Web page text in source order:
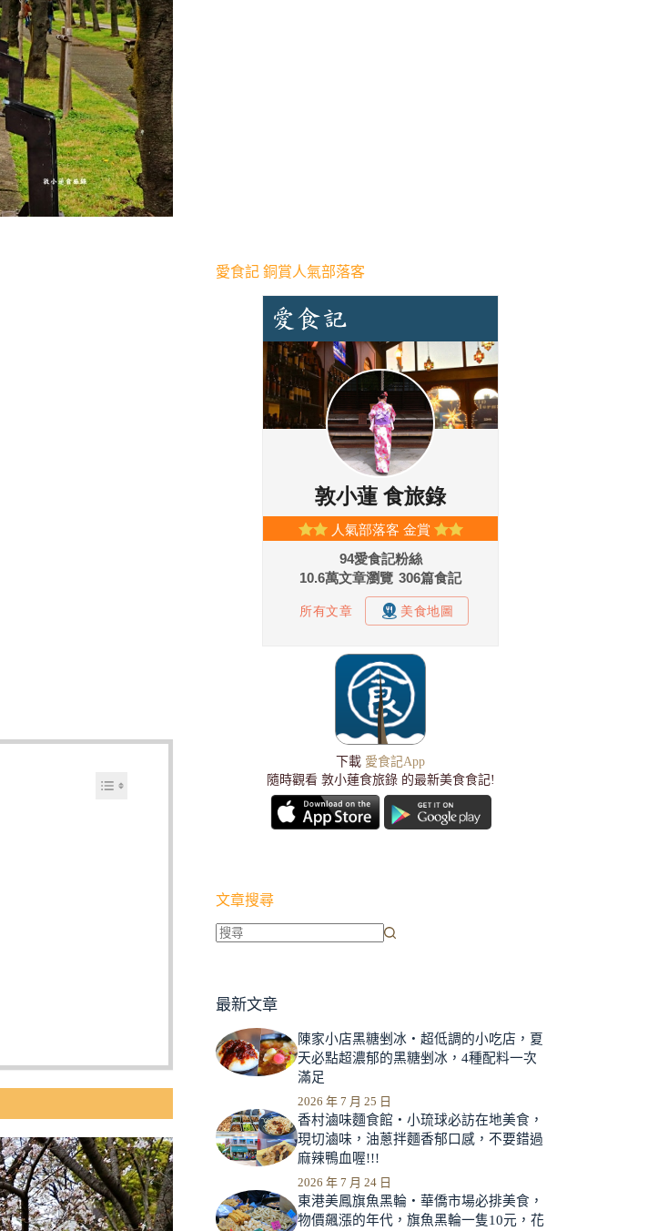
愛食記 銅賞人氣部落客
下載 愛食記App
隨時觀看 敦小蓮食旅錄 的最新美食食記!
文章搜尋
到
合
條
結
果
最新文章
陳家小店黑糖剉冰‧超低調的小吃店，夏
天必點超濃郁的黑糖剉冰，4種配料一次
滿足
2026 年 7 月 25 日
香村滷味麵食館‧小琉球必訪在地美食，
現切滷味，油蔥拌麵香郁口感，不要錯過
麻辣鴨血喔!!!
2026 年 7 月 24 日
東港美鳳旗魚黑輪‧華僑市場必排美食，
物價飆漲的年代，旗魚黑輪一隻10元，花